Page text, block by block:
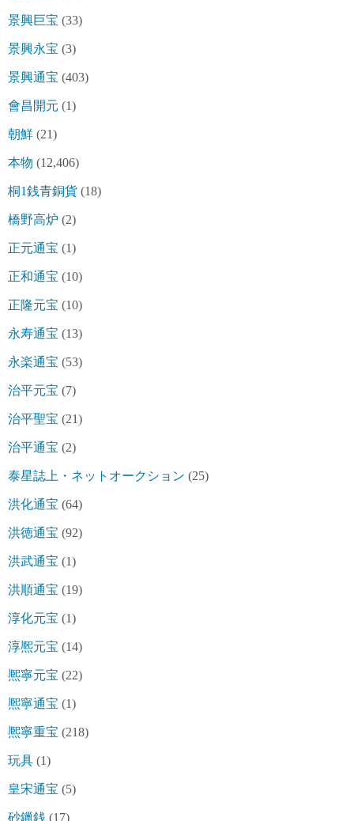
景興巨宝 (33)
景興永宝 (3)
景興通宝 (403)
會昌開元 (1)
朝鮮 (21)
本物 (12,406)
桐1銭青銅貨 (18)
橋野高炉 (2)
正元通宝 (1)
正和通宝 (10)
正隆元宝 (10)
永寿通宝 (13)
永楽通宝 (53)
治平元宝 (7)
治平聖宝 (21)
治平通宝 (2)
泰星誌上・ネットオークション (25)
洪化通宝 (64)
洪徳通宝 (92)
洪武通宝 (1)
洪順通宝 (19)
淳化元宝 (1)
淳熈元宝 (14)
熈寧元宝 (22)
熈寧通宝 (1)
熈寧重宝 (218)
玩具 (1)
皇宋通宝 (5)
砂鑞銭 (17)